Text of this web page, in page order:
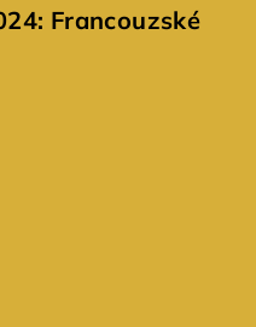
Francouzské